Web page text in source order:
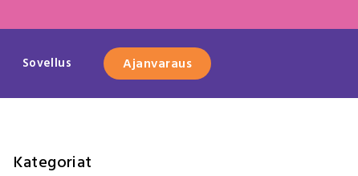
Sovellus Ajanvaraus
Kategoriat